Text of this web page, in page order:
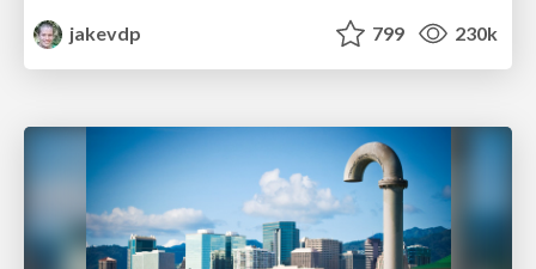
jakevdp
799 230k